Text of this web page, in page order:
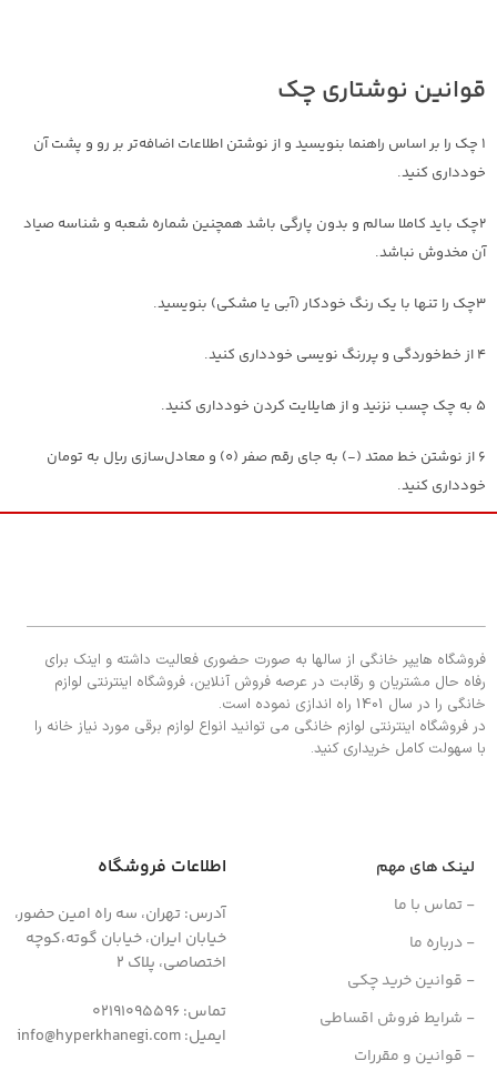
قوانین نوشتاری چک
1 چک را بر اساس راهنما بنویسید و از نوشتن اطلاعات اضافه‌تر بر رو و پشت آن
خودداری کنید.
2چک باید کاملا سالم و بدون پارگی باشد همچنین شماره شعبه و شناسه صیاد
آن مخدوش نباشد.
3چک را تنها با یک رنگ خودکار (آبی یا مشکی) بنویسید.
4 از خط‌خوردگی و پررنگ نویسی خودداری کنید.
5 به چک چسب نزنید و از هایلایت کردن خودداری کنید.
6 از نوشتن خط ممتد (-) به جای رقم صفر ( ۰) و معادل‌سازی ریال به تومان
خودداری کنید.
فروشگاه هایپر خانگی از سالها به صورت حضوری فعالیت داشته و اینک برای
رفاه حال مشتریان و رقابت در عرصه فروش آنلاین، فروشگاه اینترنتی لوازم
خانگی را در سال 1401 راه اندازی نموده است.
در فروشگاه اینترنتی لوازم خانگی می توانید انواع لوازم برقی مورد نیاز خانه را
با سهولت کامل خریداری کنید.
لینک های مهم
- تماس با ما
- درباره ما
- قوانین خرید چکی
- شرایط فروش اقساطی
- قوانین و مقررات
اطلاعات فروشگاه
آدرس: تهران، سه راه امین حضور،
خیابان ایران، خیابان گوته،کوچه
اختصاصی، پلاک 2
تماس: 02191095596
ایمیل: info@hyperkhanegi.com